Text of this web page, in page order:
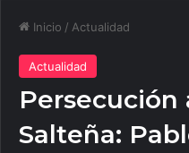
Inicio / Actualidad
Actualidad
Persecución
Salteña: